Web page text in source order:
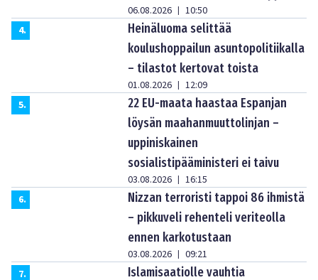
06.08.2026 | 10:50
4.
Heinäluoma selittää
koulushoppailun asuntopolitiikalla
– tilastot kertovat toista
01.08.2026 | 12:09
5.
22 EU-maata haastaa Espanjan
löysän maahanmuuttolinjan –
uppiniskainen
sosialistipääministeri ei taivu
03.08.2026 | 16:15
6.
Nizzan terroristi tappoi 86 ihmistä
– pikkuveli rehenteli veriteolla
ennen karkotustaan
03.08.2026 | 09:21
7.
Islamisaatiolle vauhtia